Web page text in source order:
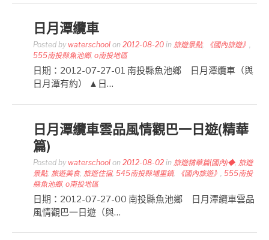
日月潭纜車
Posted by waterschool on 2012-08-20 in 旅遊景點, 《國內旅遊》 ,
555南投縣魚池鄉, o南投地區
日期：2012-07-27-01 南投縣魚池鄉 日月潭纜車（與
日月潭有約） ▲日…
日月潭纜車雲品風情觀巴一日遊(精華
篇)
Posted by waterschool on 2012-08-02 in 旅遊精華篇(國內)◆, 旅遊
景點, 旅遊美食, 旅遊住宿, 545南投縣埔里鎮, 《國內旅遊》
555南投
縣魚池鄉, o南投地區
日期：2012-07-27-00 南投縣魚池鄉 日月潭纜車雲品
風情觀巴一日遊（與…